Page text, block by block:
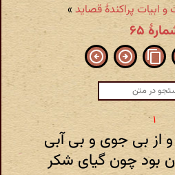
ابیات پراکندهٔ قصاید»
۶۵
از بی جوی و بی آبی
بود چون گیای شکر